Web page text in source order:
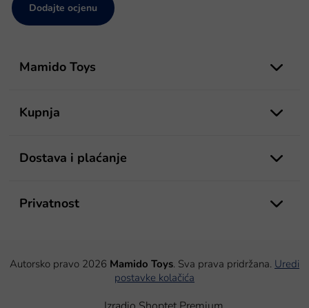
Dodajte ocjenu
Mamido Toys
Kupnja
Dostava i plaćanje
Privatnost
Autorsko pravo 2026 Mamido Toys. Sva prava pridržana. Uredi
postavke kolačića